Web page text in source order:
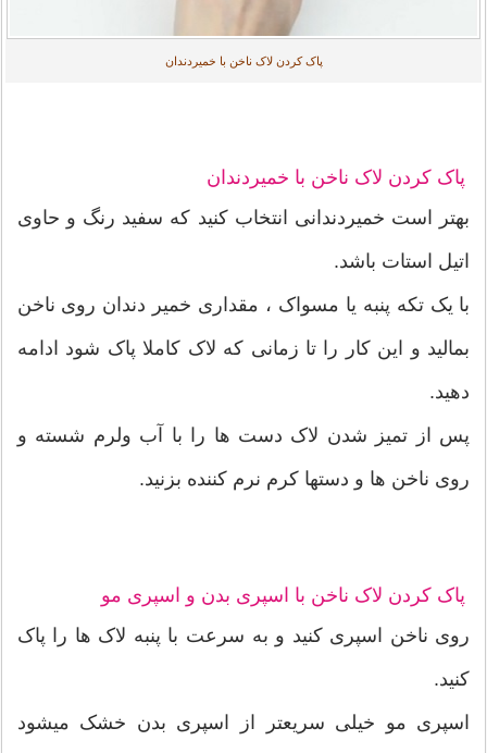
پاک کردن لاک ناخن با خمیردندان
پاک کردن لاک ناخن با خمیردندان
بهتر است خمیردندانی انتخاب کنید که سفید رنگ و حاوی
اتیل استات باشد.
با یک تکه پنبه یا مسواک ، مقداری خمیر دندان روی ناخن
بمالید و این کار را تا زمانی که لاک کاملا پاک شود ادامه
دهید.
پس از تمیز شدن لاک دست ها را با آب ولرم شسته و
روی ناخن ها و دستها کرم نرم کننده بزنید.
پاک کردن لاک ناخن با اسپری بدن و اسپری مو
روی ناخن اسپری کنید و به سرعت با پنبه لاک ها را پاک
کنید.
اسپری مو خیلی سریعتر از اسپری بدن خشک میشود